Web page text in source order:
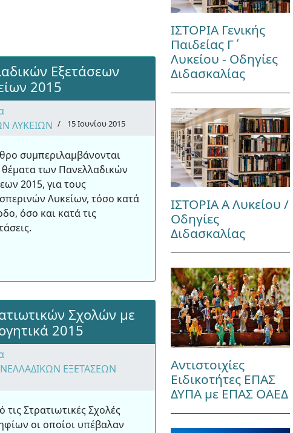
Εξετάσεων
2015
ΛΥΚΕΙΩΝ
15 Ιουνίου 2015
συμπεριλαμβάνονται
θέματα των Πανελλαδικών
2015, για τους
Λυκείων, τόσο κατά
όσο και κατά τις
Σχολών με
2015
ΕΞΕΤΑΣΕΩΝ
Στρατιωτικές Σχολές
οι οποίοι υπέβαλαν
ΙΣΤΟΡΙΑ Γενικής
Παιδείας Γ΄
Λυκείου - Οδηγίες
Διδασκαλίας
ΙΣΤΟΡΙΑ Α Λυκείου /
Οδηγίες
Διδασκαλίας
Αντιστοιχίες
Ειδικοτήτες ΕΠΑΣ
ΔΥΠΑ με ΕΠΑΣ ΟΑΕΔ